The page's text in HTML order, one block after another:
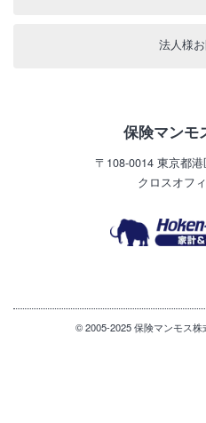
法人様
保険マンモ
〒108-0014東京都港
クロスオフ
© 2005-2025 保険マンモス